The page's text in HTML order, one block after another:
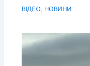
ВІДЕО, НОВИНИ